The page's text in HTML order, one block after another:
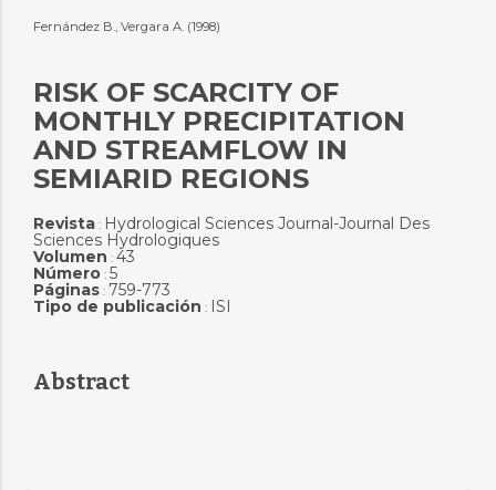
Fernández B., Vergara A. (1998)
RISK OF SCARCITY OF
MONTHLY PRECIPITATION
AND STREAMFLOW IN
SEMIARID REGIONS
Revista: Hydrological Sciences Journal-Journal Des
Sciences Hydrologiques
Volumen : 43
Número: 5
Páginas: 759-773
Tipo de publicación : ISI
Abstract